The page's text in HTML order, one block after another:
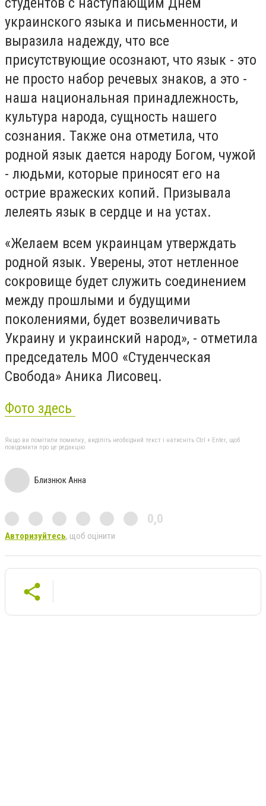
украинского языка и письменности, и
выразила надежду, что все
присутствующие осознают, что язык - это
не просто набор речевых знаков, а это -
наша национальная принадлежность,
культура народа, сущность нашего
сознания. Также она отметила, что
родной язык дается народу Богом, чужой
- людьми, которые приносят его на
острие вражеских копий. Призывала
лелеять язык в сердце и на устах.
«Желаем всем украинцам утверждать
родной язык. Уверены, этот нетленное
сокровище будет служить соединением
между прошлыми и будущими
поколениями, будет возвеличивать
Украину и украинский народ», - отметила
председатель МОО «Студенческая
Свобода» Аника Лисовец.
Фото здесь
Якщо ви помітили помилку, виділіть необхідний текст і натисніть Ctrl + Enter, щоб
повідомити про це редакцію
Близнюк Анна
0,0
Авторизуйтесь, щоб оцінити